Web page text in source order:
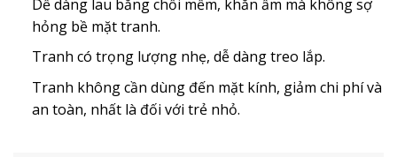
Dễ dàng lau bằng chổi mềm, khăn ẩm mà không sợ
hỏng bề mặt tranh.
Tranh có trọng lượng nhẹ, dễ dàng treo lắp.
Tranh không cần dùng đến mặt kính, giảm chi phí và
an toàn, nhất là đối với trẻ nhỏ.